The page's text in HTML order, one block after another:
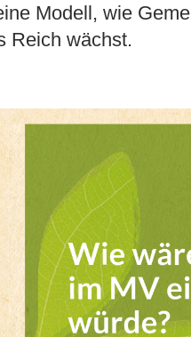
Modell, wie
Reich wächst.